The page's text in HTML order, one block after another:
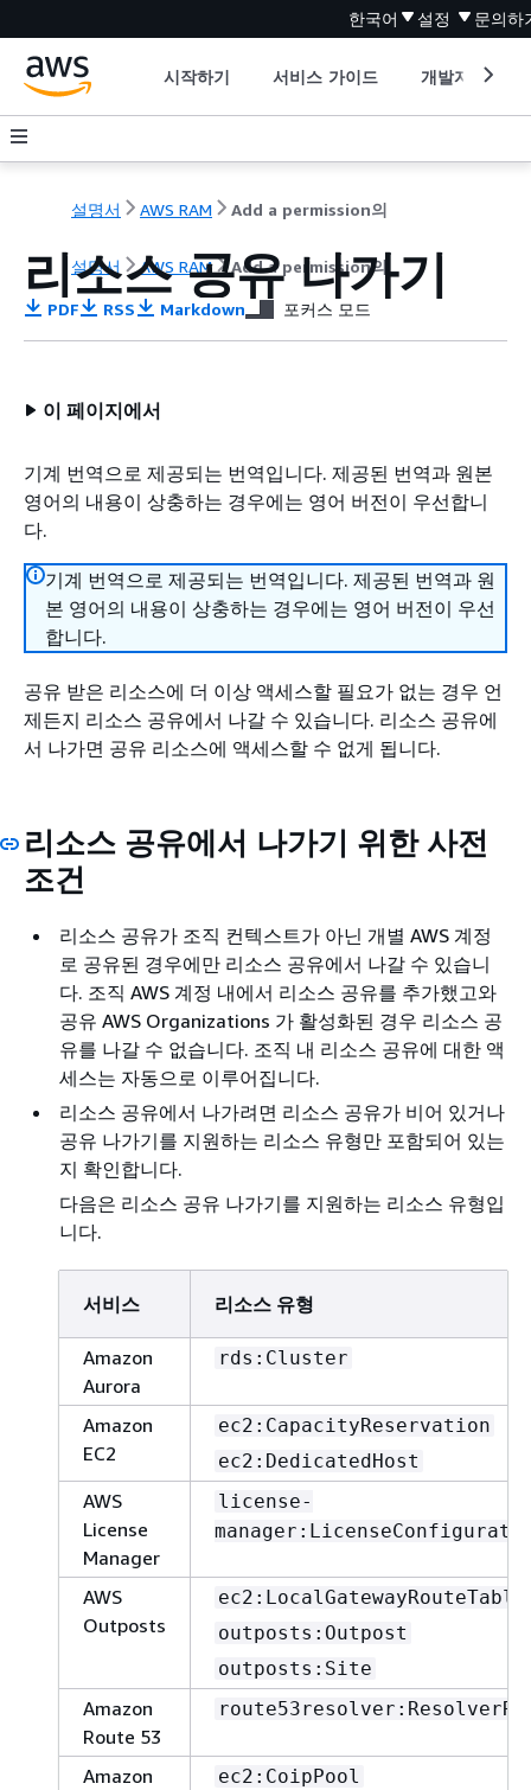
한국어 설정 문의하
시작하기 서비스 가이드 개발자 도구
설명서 AWS RAM Add a permission의
설명서 AWS RAM Add a permission의
리소스 공유 나가기
PDF RSS Markdown 포커스 모드
이 페이지에서
기계 번역으로 제공되는 번역입니다. 제공된 번역과 원본
영어의 내용이 상충하는 경우에는 영어 버전이 우선합니
다.
기계 번역으로 제공되는 번역입니다. 제공된 번역과 원
본 영어의 내용이 상충하는 경우에는 영어 버전이 우선
합니다.
공유 받은 리소스에 더 이상 액세스할 필요가 없는 경우 언
제든지 리소스 공유에서 나갈 수 있습니다. 리소스 공유에
서 나가면 공유 리소스에 액세스할 수 없게 됩니다.
리소스 공유에서 나가기 위한 사전
조건
리소스 공유가 조직 컨텍스트가 아닌 개별 AWS 계정
로 공유된 경우에만 리소스 공유에서 나갈 수 있습니
다. 조직 AWS 계정 내에서 리소스 공유를 추가했고와
공유 AWS Organizations 가 활성화된 경우 리소스 공
유를 나갈 수 없습니다. 조직 내 리소스 공유에 대한 액
세스는 자동으로 이루어집니다.
리소스 공유에서 나가려면 리소스 공유가 비어 있거나
공유 나가기를 지원하는 리소스 유형만 포함되어 있는
지 확인합니다.
다음은 리소스 공유 나가기를 지원하는 리소스 유형입
니다.
서비스 리소스 유형
Amazon
Aurora
rds:Cluster
Amazon
EC2
ec2:CapacityReservation
ec2:DedicatedHost
AWS
License
Manager
license-
AWS
Outposts
ec2:LocalGatewayRouteTable
outposts:Outpost
outposts:Site
Amazon
Route 53
Amazon
ec2:CoipPool